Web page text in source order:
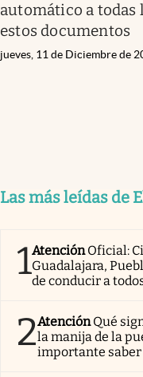
automático a todas
estos documentos
jueves, 11 de Diciembre de
Las más leídas de
1AtenciónOficial:
Guadalajara,
de conducir a
2AtenciónQué
la manija de la
importante saber